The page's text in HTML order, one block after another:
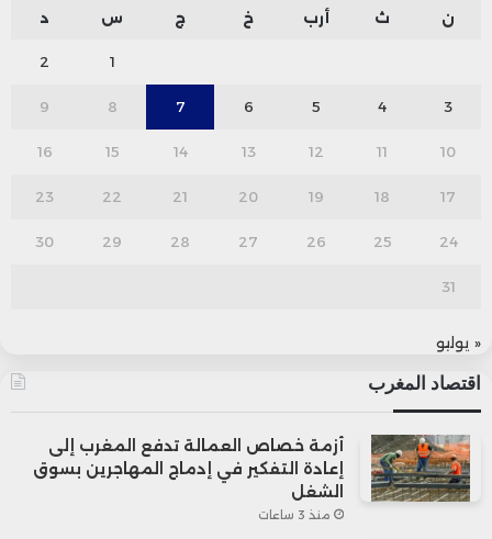
ن ث أرب خ ج س د
1
2
3
4
5
6
7
8
9
10
11
12
13
14
15
16
17
18
19
20
21
22
23
24
25
26
27
28
29
30
31
« يوليو
اقتصاد المغرب
أزمة خصاص العمالة تدفع المغرب إلى
إعادة التفكير في إدماج المهاجرين بسوق
الشغل
منذ 3 ساعات